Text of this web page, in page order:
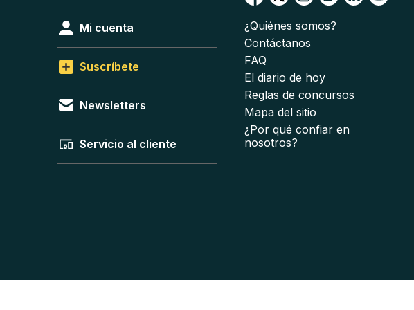
Mi cuenta
Suscríbete
Newsletters
Servicio al cliente
¿Quiénes somos?
Contáctanos
FAQ
El diario de hoy
Reglas de concursos
Mapa del sitio
¿Por qué confiar en
nosotros?